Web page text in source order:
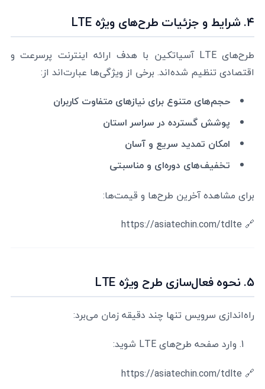
۴. شرایط و جزئیات طرح‌های ویژه LTE
طرح‌های LTE آسیاتکین با هدف ارائه اینترنت پرسرعت و
اقتصادی تنظیم شده‌اند. برخی از ویژگی‌ها عبارت‌اند از:
حجم‌های متنوع برای نیازهای متفاوت کاربران
پوشش گسترده در سراسر استان
امکان تمدید سریع و آسان
تخفیف‌های دوره‌ای و مناسبتی
برای مشاهده آخرین طرح‌ها و قیمت‌ها:
🔗 https://asiatechin.com/tdlte
۵. نحوه فعال‌سازی طرح ویژه LTE
راه‌اندازی سرویس تنها چند دقیقه زمان می‌برد:
وارد صفحه طرح‌های LTE شوید:
🔗 https://asiatechin.com/tdlte